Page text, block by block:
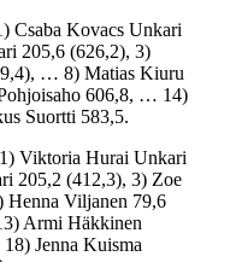
Csaba Kovacs Unkari
205,6 (626,2), 3)
… 8) Matias Kiuru
606,8, … 14)
Suortti 583,5.
Viktoria Hurai Unkari
205,2 (412,3), 3) Zoe
Viljanen 79,6
Armi Häkkinen
Jenna Kuisma